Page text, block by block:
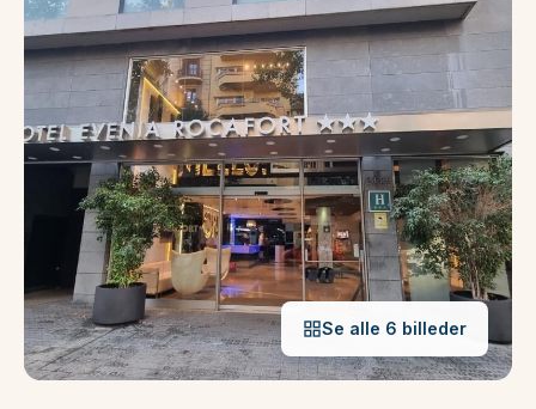
Se alle 6 billeder